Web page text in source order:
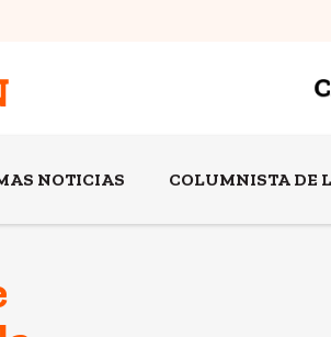
NOTICIAS COLUMNISTA DE